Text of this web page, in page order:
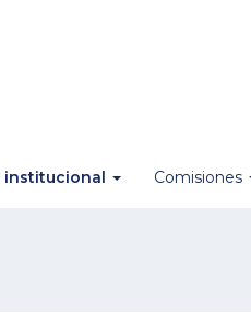
institucional Comisiones